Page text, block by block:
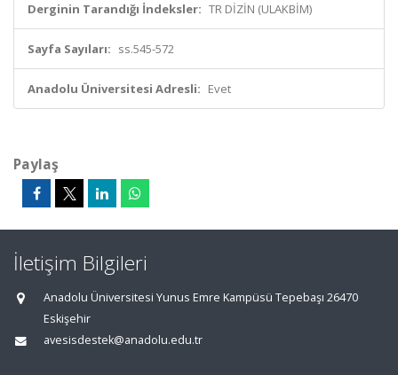
Derginin Tarandığı İndeksler: TR DİZİN (ULAKBİM)
Sayfa Sayıları: ss.545-572
Anadolu Üniversitesi Adresli: Evet
Paylaş
İletişim Bilgileri
Anadolu Üniversitesi Yunus Emre Kampüsü Tepebaşı 26470
Eskişehir
avesisdestek@anadolu.edu.tr